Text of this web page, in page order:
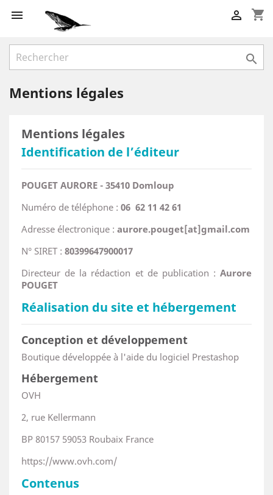
 shopping_cart


Mentions légales
Mentions légales
Identification de l’éditeur
POUGET AURORE - 35410 Domloup
Numéro de téléphone : 06 62 11 42 61
Adresse électronique : aurore.pouget[at]gmail.com
N° SIRET : 80399647900017
Directeur de la rédaction et de publication : Aurore
POUGET
Réalisation du site et hébergement
Conception et développement
Boutique développée à l'aide du logiciel Prestashop
Hébergement
OVH
2, rue Kellermann
BP 80157 59053 Roubaix France
https://www.ovh.com/
Contenus